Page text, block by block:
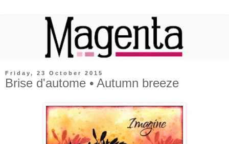
Friday, 23 October 2015
Brise d'autome • Autumn breeze